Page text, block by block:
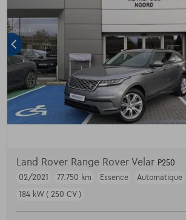
Land Rover Range Rover Velar P250
02/2021
77.750 km Essence
Automatique
184 kW ( 250 CV )